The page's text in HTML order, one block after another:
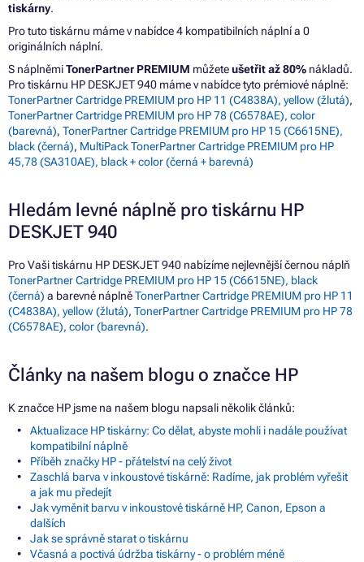
tiskárny.
Pro tuto tiskárnu máme v nabídce 4 kompatibilních náplní a 0
originálních náplní.
S náplněmiTonerPartner PREMIUM můžeteušetřit až 80% nákladů.
Pro tiskárnu HP DESKJET 940 máme v nabídce tyto prémiové náplně:
TonerPartner Cartridge PREMIUM pro HP 11 (C4838A), yellow (žlutá),
TonerPartner Cartridge PREMIUM pro HP 78 (C6578AE), color
(barevná), TonerPartner Cartridge PREMIUM pro HP 15 (C6615NE),
black (černá), MultiPack TonerPartner Cartridge PREMIUM pro HP
45,78 (SA310AE), black + color (černá + barevná)
Hledám levné náplně pro tiskárnu HP
DESKJET 940
Pro Vaši tiskárnu HP DESKJET 940 nabízíme nejlevnější černou náplň
TonerPartner Cartridge PREMIUM pro HP 15 (C6615NE), black
(černá) a barevné náplněTonerPartner Cartridge PREMIUM pro HP 11
(C4838A), yellow (žlutá), TonerPartner Cartridge PREMIUM pro HP 78
(C6578AE), color (barevná).
Články na našem blogu o značce HP
K značce HP jsme na našem blogu napsali několik článků:
Aktualizace HP tiskárny: Co dělat, abyste mohli i nadále používat
kompatibilní náplně
Příběh značky HP - přátelství na celý život
Zaschlá barva v inkoustové tiskárně: Radíme, jak problém vyřešit
a jak mu předejít
Jak vyměnit barvu v inkoustové tiskárně HP, Canon, Epson a
dalších
Jak se správně starat o tiskárnu
Včasná a poctivá údržba tiskárny - o problém méně